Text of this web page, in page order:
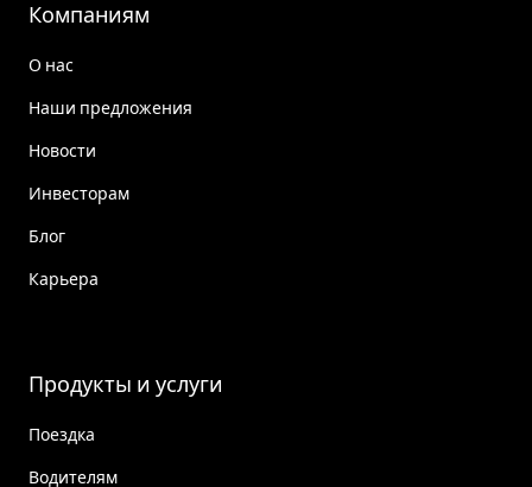
Компаниям
О нас
Наши предложения
Новости
Инвесторам
Блог
Карьера
Продукты и услуги
Поездка
Водителям